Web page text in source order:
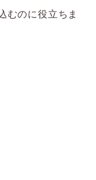
むのに役立ちま